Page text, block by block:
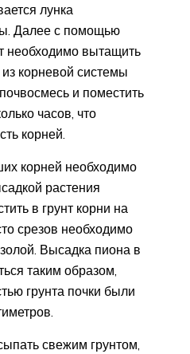
лунка
Далее с помощью
необходимо вытащить
из корневой системы
и поместить
часов, что
корней.
корней необходимо
растения
в грунт корни на
срезов необходимо
Высадка пиона в
таким образом,
грунта почки были
свежим грунтом,